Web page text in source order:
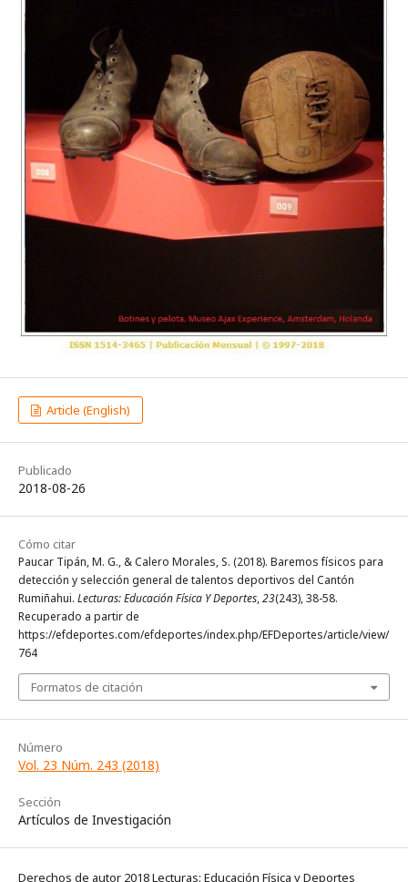
Article (English)
Publicado
2018-08-26
Cómo citar
Paucar Tipán, M. G., & Calero Morales, S. (2018). Baremos físicos para
detección y selección general de talentos deportivos del Cantón
Rumiñahui. Lecturas: Educación Física Y Deportes,23(243), 38-58.
Recuperado a partir de
https://efdeportes.com/efdeportes/index.php/EFDeportes/article/view/
764
Formatos de citación
Número
Vol. 23 Núm. 243 (2018)
Sección
Artículos de Investigación
Derechos de autor 2018 Lecturas: Educación Física y Deportes